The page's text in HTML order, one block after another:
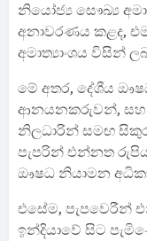
නියෝජ්‍ය සෞඛ්‍ය
අනාවරණය කළද,
අමාත්‍යාංශය විසින්
මේ අතර, දේශීය
ආනයනකරුවන්, සහ
නිලධාරින් සමඟ
පැපරින් එන්නත
ඖෂධ නියාමන
එසේම,
ඉන්දියාවේ සිට